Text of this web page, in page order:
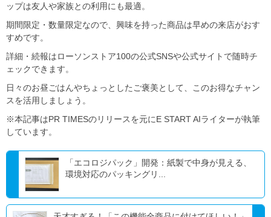
ップは友人や家族との利用にも最適。
期間限定・数量限定なので、興味を持った商品は早めの来店がおす
すめです。
詳細・続報はローソンストア100の公式SNSや公式サイトで随時チ
ェックできます。
日々のお昼ごはんやちょっとしたご褒美として、このお得なチャン
スを活用しましょう。
※本記事はPR TIMESのリリースを元にE START AIライターが執筆
しています。
「エコロジパック」開発：紙製で中身が見える、
環境対応のパッキングリ...